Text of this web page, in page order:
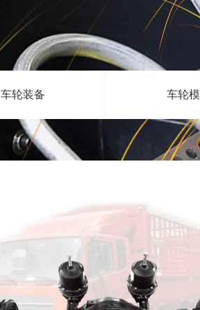
车轮装备 车轮